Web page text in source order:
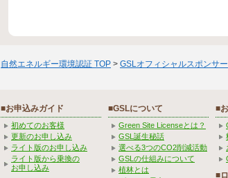
自然エネルギー環境認証 TOP > GSLオフィシャルスポンサー
■お申込みガイド
初めてのお客様
更新のお申し込み
ライト版のお申し込み
ライト版から乗換の
お申し込み
■GSLについて
Green Site Licenseとは？
GSL誕生秘話
選べる3つのCO2削減活動
GSLの仕組みについて
植林とは
■
■